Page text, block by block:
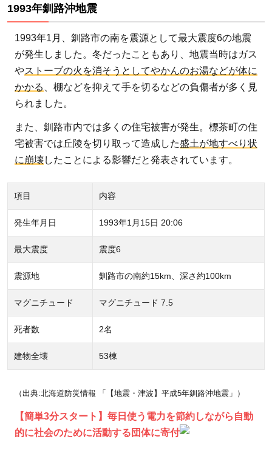
1993年釧路沖地震
1993年1月、釧路市の南を震源として最大震度6の地震
が発生しました。冬だったこともあり、地震当時はガス
やストーブの火を消そうとしてやかんのお湯などが体に
かかる
、棚などを抑えて手を切るなどの負傷者が多く見
られました。
また、釧路市内では多くの住宅被害が発生。標茶町の住
宅被害では丘陵を切り取って造成した盛土が地すべり状
に崩壊したことによる影響だと発表されています。
項目 内容
発生年月日 1993年1月15日 20:06
最大震度 震度6
震源地 釧路市の南約15km、深さ約100km
マグニチュード マグニチュード 7.5
死者数 2名
建物全壊 53棟
（出典:北海道防災情報 「【地震・津波】平成5年釧路沖地震」）
【簡単3分スタート】毎日使う電力を節約しながら自動
的に社会のために活動する団体に寄付